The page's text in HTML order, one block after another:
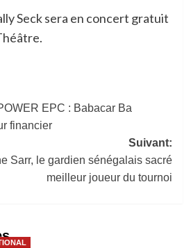
Seck sera en concert gratuit
EPC : Babacar Ba
financier
Suivant:
Sarr, le gardien sénégalais sacré
meilleur joueur du tournoi